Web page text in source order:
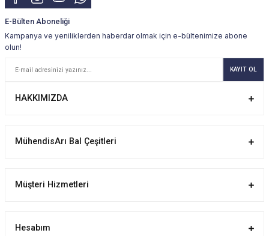
E-Bülten Aboneliği
Kampanya ve yeniliklerden haberdar olmak için e-bültenimize abone
olun!
KAYIT OL
HAKKIMIZDA
MühendisArı Bal Çeşitleri
Müşteri Hizmetleri
Hesabım